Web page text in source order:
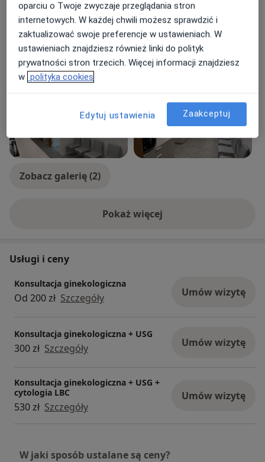
Rodzaje konsultacji
Stacjonarne Zobacz lokalizacje (1)
Zdjęcia i filmy
Zobacz galerię (2)
Pokaż więcejo doświadczeniu
Usługi i ceny
Konsultacja ginekologiczna
Od 200 zł Szczegóły Umów wizytę
Konsultacja ginekologiczna + USG
300 zł Szczegóły Umów wizytę
Konsultacja ginekologiczna + USG +
cytologia LBC
530 zł Szczegóły
Umów wizytę
W jaki sposób ustalane są ceny?
oparciu o Twoje zwyczaje przeglądania stron
internetowych. W każdej chwili możesz sprawdzić i
zaktualizować swoje preferencje w ustawieniach. W
ustawieniach znajdziesz również linki do polityk
prywatności stron trzecich. Więcej informacji znajdziesz
w polityka cookies
Edytuj ustawienia Zaakceptuj